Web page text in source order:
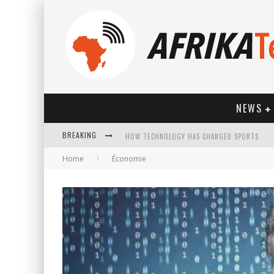
NEWS
BREAKING HOW TECHNOLOGY HAS CHANGED SPORTS
Home Économie